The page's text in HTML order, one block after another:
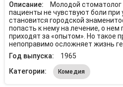
Описание:
Молодой стоматолог
пациенты не чувствуют боли при
становится городской
попасть к нему на лечение, о нем
приходят за «опытом». Но такое
непоправимо осложняет жизнь
Год выпуска:
1965
Категории:
Комедия